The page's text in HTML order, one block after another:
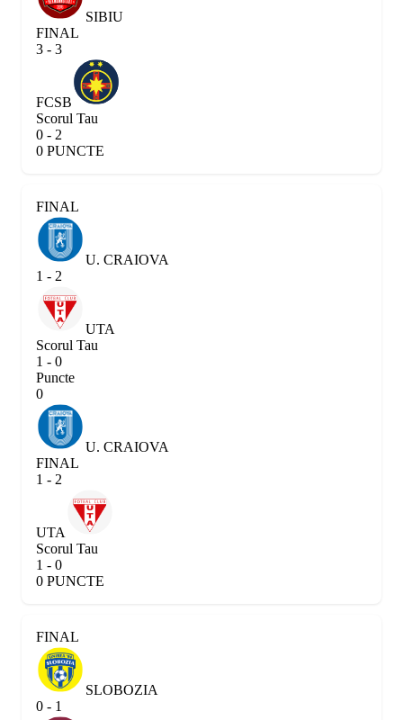
SIBIU
FINAL
3 - 3
FCSB
Scorul Tau
0 - 2
0 PUNCTE
FINAL
U. CRAIOVA
1 - 2
UTA
Scorul Tau
1 - 0
Puncte
0
U. CRAIOVA
FINAL
1 - 2
UTA
Scorul Tau
1 - 0
0 PUNCTE
FINAL
SLOBOZIA
0 - 1